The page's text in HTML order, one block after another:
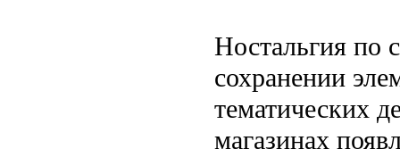
Ностальгия по
сохранении
тематических
магазинах